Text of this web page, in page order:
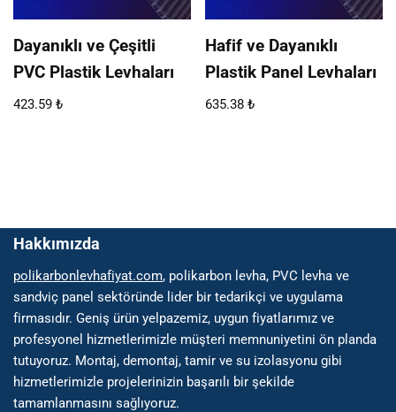
Dayanıklı ve Çeşitli
PVC Plastik Levhaları
423.59 ₺
Hafif ve Dayanıklı
Plastik Panel Levhaları
635.38₺
Hakkımızda
polikarbonlevhafiyat.com, polikarbon levha, PVC levha ve
sandviç panel sektöründe lider bir tedarikçi ve uygulama
firmasıdır. Geniş ürün yelpazemiz, uygun fiyatlarımız ve
profesyonel hizmetlerimizle müşteri memnuniyetini ön planda
tutuyoruz. Montaj, demontaj, tamir ve su izolasyonu gibi
hizmetlerimizle projelerinizin başarılı bir şekilde
tamamlanmasını sağlıyoruz.